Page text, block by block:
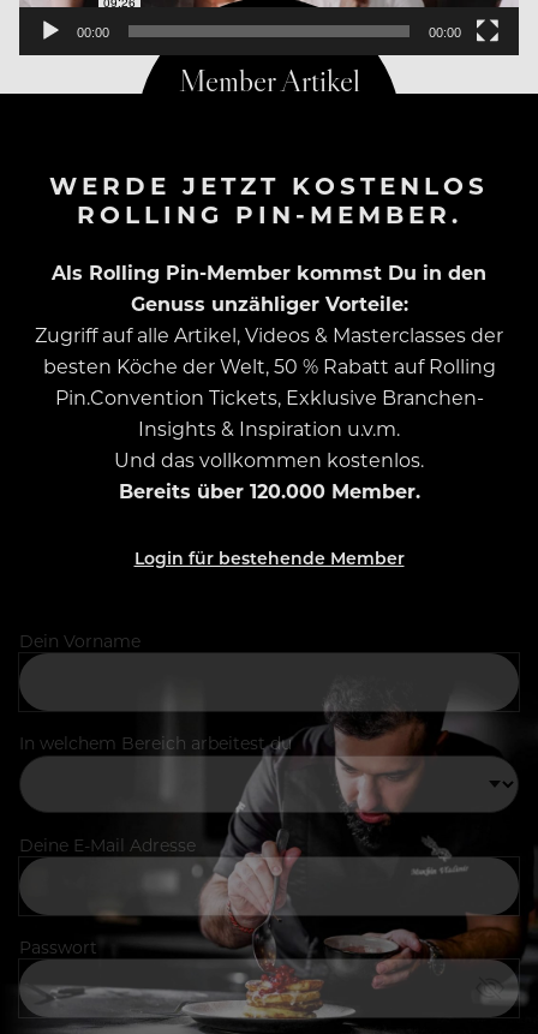
00:00 00:00
WERDE JETZT KOSTENLOS
ROLLING PIN-MEMBER.
Als Rolling Pin-Member kommst Du in den
Genuss unzähliger Vorteile:
Zugriff auf alle Artikel, Videos & Masterclasses der
besten Köche der Welt, 50 % Rabatt auf Rolling
Pin.Convention Tickets, Exklusive Branchen-
Insights & Inspiration u.v.m.
Und das vollkommen kostenlos.
Bereits über 120.000 Member.
Login für bestehende Member
Dein Vorname
In welchem Bereich arbeitest du
Deine E-Mail Adresse
Passwort